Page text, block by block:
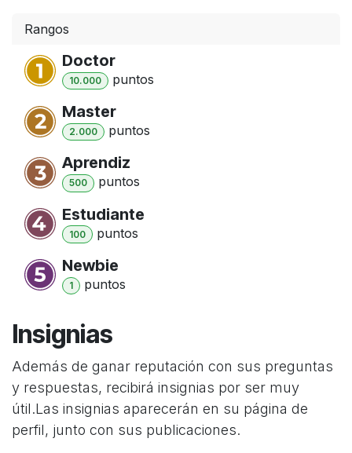
Rangos
Doctor
10.000 puntos
Master
2.000 puntos
Aprendiz
500 puntos
Estudiante
100 puntos
Newbie
1 puntos
Insignias
Además de ganar reputación con sus preguntas
y respuestas, recibirá insignias por ser muy
útil.Las insignias aparecerán en su página de
perfil, junto con sus publicaciones.